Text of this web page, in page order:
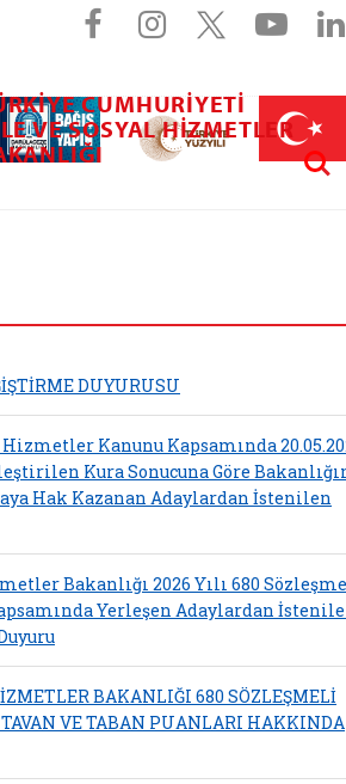
Sosyal
Facebook
Instagram
X
(yeni sekmede açılır)
Nüfus On Yılı (yeni sekmede açılır)
Darülaceze bağış sayfası (yeni
CUMHURIYETI
VE SOSYAL HIZMETLER
DUYURUSU
Hizmetler Kanunu Kapsamında
Kura Sonucuna Göre
Hak Kazanan Adaylardan İstenilen
Bakanlığı 2026 Yılı 680
Yerleşen Adaylardan
BAKANLIĞI 680 SÖZLEŞMELİ
VE TABAN PUANLARI HAKKINDA